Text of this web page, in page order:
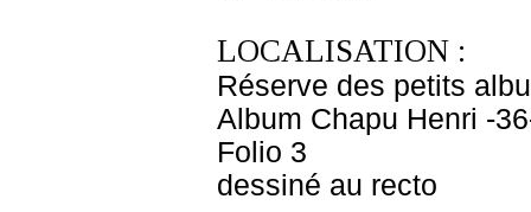
LOCALISATION :
Réserve des petits
Album Chapu Henri -
Folio 3
dessiné au recto